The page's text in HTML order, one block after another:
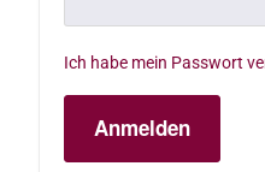
Ich habe mein Passwort
Anmelden